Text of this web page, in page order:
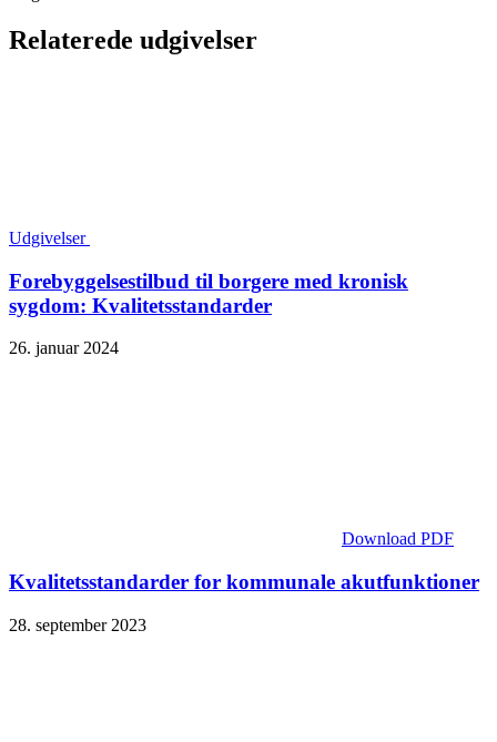
Relaterede udgivelser
Udgivelser
Forebyggelsestilbud til borgere med kronisk
sygdom: Kvalitetsstandarder
26. januar 2024
Download PDF
Kvalitetsstandarder for kommunale akutfunktioner
28. september 2023